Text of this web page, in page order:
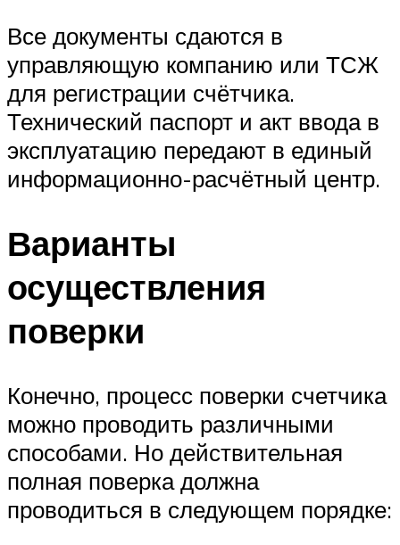
Все документы сдаются в
управляющую компанию или ТСЖ
для регистрации счётчика.
Технический паспорт и акт ввода в
эксплуатацию передают в единый
информационно-расчётный центр.
Варианты
осуществления
поверки
Конечно, процесс поверки счетчика
можно проводить различными
способами. Но действительная
полная поверка должна
проводиться в следующем порядке: